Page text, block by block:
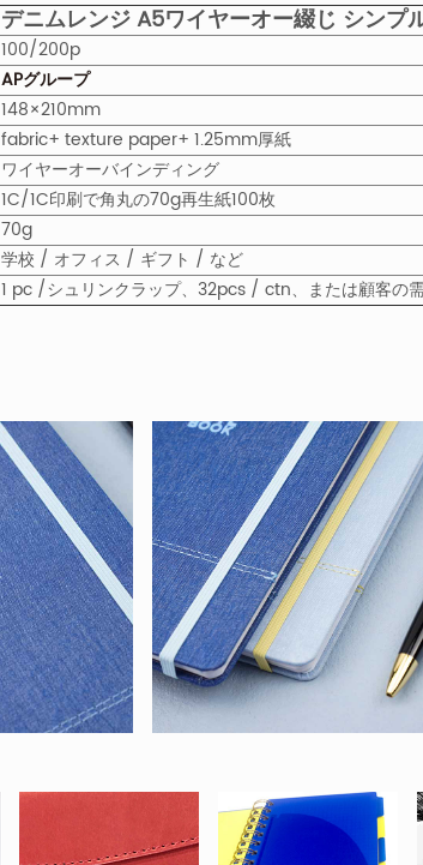
デニムレンジ A5ワイヤーオー綴じ シンプ
100/200p
APグループ
148×210mm
fabric+ texture paper+ 1.25mm厚紙
ワイヤーオーバインディング
1C/1C印刷で角丸の70g再生紙100枚
70g
学校 / オフィス / ギフト / など
1 pc /シュリンクラップ、32pcs / ctn、または顧客の